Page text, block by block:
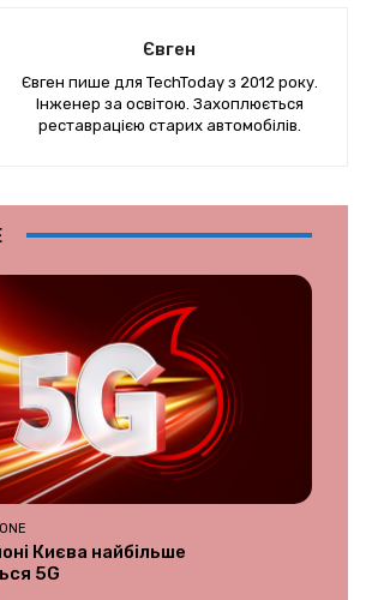
Євген
Євген пише для TechToday з 2012 року.
Інженер за освітою. Захоплюється
реставрацією старих автомобілів.
Києва найбільше
5G